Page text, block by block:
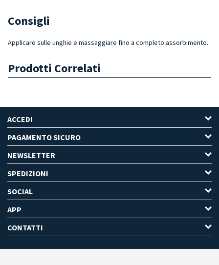
Consigli
Applicare sulle unghie e massaggiare fino a completo assorbimento.
Prodotti Correlati
ACCEDI
PAGAMENTO SICURO
NEWSLETTER
SPEDIZIONI
SOCIAL
APP
CONTATTI